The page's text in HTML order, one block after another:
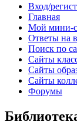
Вход/
Главная
Мой мини-
Ответы на
Поиск по
Сайты
Сайты
Сайты
Форумы